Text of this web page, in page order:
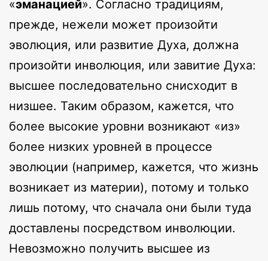
«эманацией». Согласно традициям,
прежде, нежели может произойти
эволюция, или развитие Духа, должна
произойти инволюция, или завитие Духа:
высшее последовательно снисходит в
низшее. Таким образом, кажется, что
более высокие уровни возникают «из»
более низких уровней в процессе
эволюции (например, кажется, что жизнь
возникает из материи), потому и только
лишь потому, что сначала они были туда
доставлены посредством инволюции.
Невозможно получить высшее из